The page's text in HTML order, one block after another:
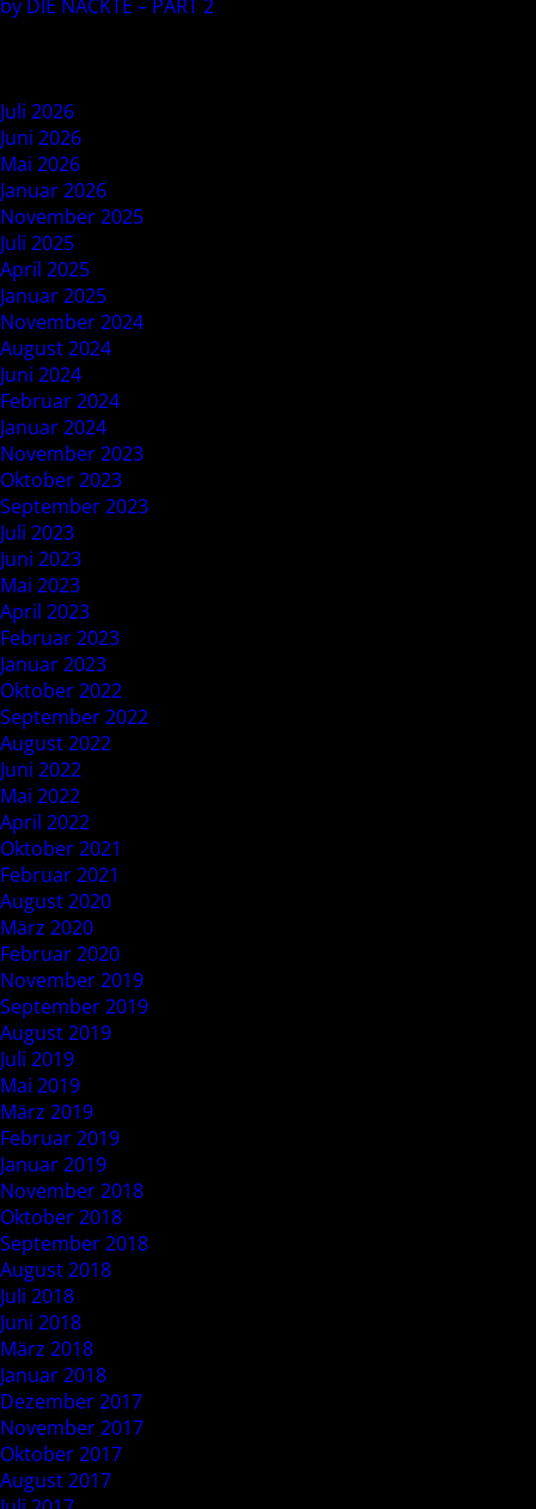
by DIE NACKTE – PART 2
Juli 2026
Juni 2026
Mai 2026
Januar 2026
November 2025
Juli 2025
April 2025
Januar 2025
November 2024
August 2024
Juni 2024
Februar 2024
Januar 2024
November 2023
Oktober 2023
September 2023
Juli 2023
Juni 2023
Mai 2023
April 2023
Februar 2023
Januar 2023
Oktober 2022
September 2022
August 2022
Juni 2022
Mai 2022
April 2022
Oktober 2021
Februar 2021
August 2020
März 2020
Februar 2020
November 2019
September 2019
August 2019
Juli 2019
Mai 2019
März 2019
Februar 2019
Januar 2019
November 2018
Oktober 2018
September 2018
August 2018
Juli 2018
Juni 2018
März 2018
Januar 2018
Dezember 2017
November 2017
Oktober 2017
August 2017